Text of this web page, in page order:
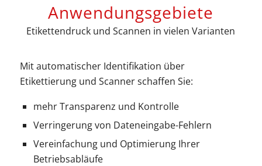
Anwendungsgebiete
Etikettendruck und Scannen in vielen Varianten
Mit automatischer Identifikation über
Etikettierung und Scanner schaffen Sie:
mehr Transparenz und Kontrolle
Verringerung von Dateneingabe-Fehlern
Vereinfachung und Optimierung Ihrer
Betriebsabläufe